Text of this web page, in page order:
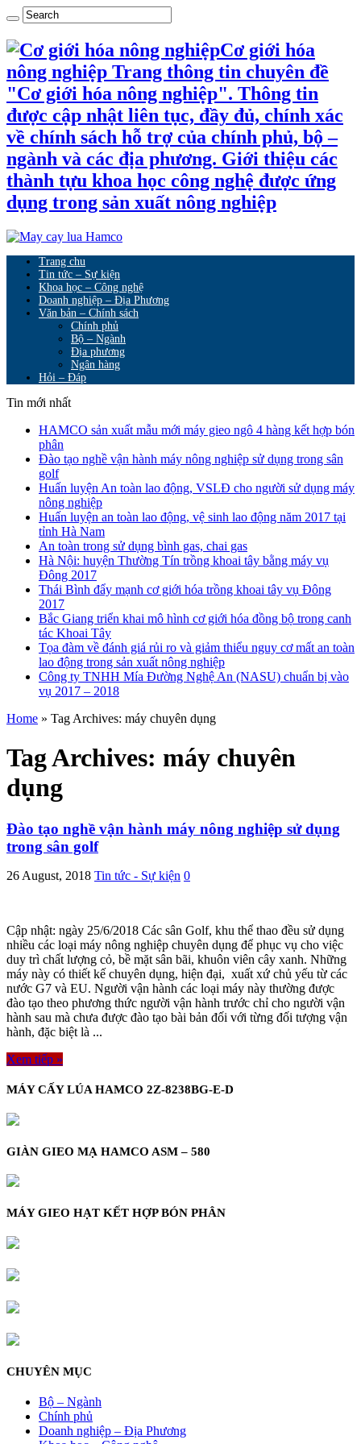
Cơ giới hóa
nông nghiệp Trang thông tin chuyên đề
"Cơ giới hóa nông nghiệp". Thông tin
được cập nhật liên tục, đầy đủ, chính xác
về chính sách hỗ trợ của chính phủ, bộ –
ngành và các địa phương. Giới thiệu các
thành tựu khoa học công nghệ được ứng
dụng trong sản xuất nông nghiệp
Trang chu
Tin tức – Sự kiện
Khoa học – Công nghệ
Doanh nghiệp – Địa Phương
Văn bản – Chính sách
Chính phủ
Bộ – Ngành
Địa phương
Ngân hàng
Hỏi – Đáp
Tin mới nhất
HAMCO sản xuất mẫu mới máy gieo ngô 4 hàng kết hợp bón
phân
Đào tạo nghề vận hành máy nông nghiệp sử dụng trong sân
golf
Huấn luyện An toàn lao động, VSLĐ cho người sử dụng máy
nông nghiệp
Huấn luyện an toàn lao động, vệ sinh lao động năm 2017 tại
tỉnh Hà Nam
An toàn trong sử dụng bình gas, chai gas
Hà Nội: huyện Thường Tín trồng khoai tây bằng máy vụ
Đông 2017
Thái Bình đẩy mạnh cơ giới hóa trồng khoai tây vụ Đông
2017
Bắc Giang triển khai mô hình cơ giới hóa đồng bộ trong canh
tác Khoai Tây
Tọa đàm về đánh giá rủi ro và giảm thiểu nguy cơ mất an toàn
lao động trong sản xuất nông nghiệp
Công ty TNHH Mía Đường Nghệ An (NASU) chuẩn bị vào
vụ 2017 – 2018
Home » Tag Archives: máy chuyên dụng
Tag Archives: máy chuyên
dụng
Đào tạo nghề vận hành máy nông nghiệp sử dụng
trong sân golf
26 August, 2018 Tin tức - Sự kiện 0
Cập nhật: ngày 25/6/2018 Các sân Golf, khu thể thao đều sử dụng
nhiều các loại máy nông nghiệp chuyên dụng để phục vụ cho việc
duy trì chất lượng cỏ, bề mặt sân bãi, khuôn viên cây xanh. Những
máy này có thiết kế chuyên dụng, hiện đại, xuất xứ chủ yếu từ các
nước G7 và EU. Người vận hành các loại máy này thường được
đào tạo theo phương thức người vận hành trước chỉ cho người vận
hành sau mà chưa được đào tạo bài bản đối với từng đối tượng vận
hành, đặc biệt là ...
Xem tiếp »
MÁY CẤY LÚA HAMCO 2Z-8238BG-E-D
GIÀN GIEO MẠ HAMCO ASM – 580
MÁY GIEO HẠT KẾT HỢP BÓN PHÂN
CHUYÊN MỤC
Bộ – Ngành
Chính phủ
Doanh nghiệp – Địa Phương